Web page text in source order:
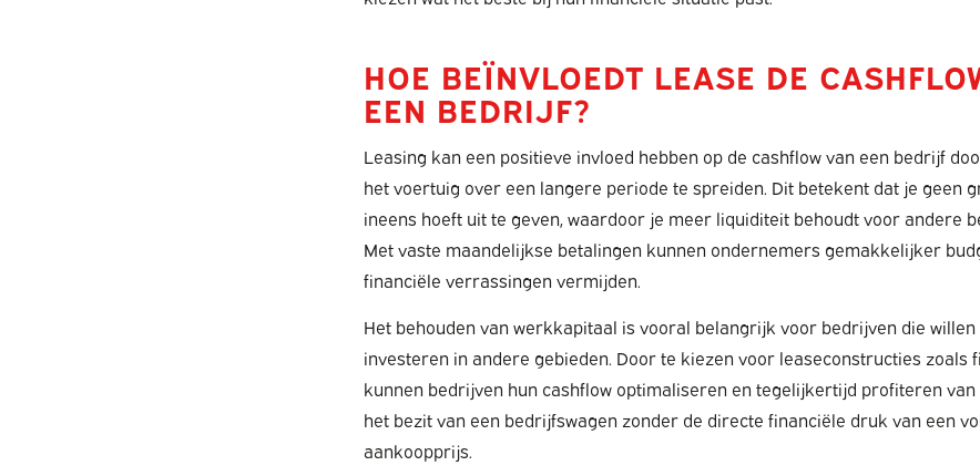
HOE BEÏNVLOEDT LEASE DE
EEN BEDRIJF?
Leasing kan een positieve invloed hebben op de cashflow van een bedrijf
het voertuig over een langere periode te spreiden. Dit betekent dat je geen
ineens hoeft uit te geven, waardoor je meer liquiditeit behoudt voor andere
Met vaste maandelijkse betalingen kunnen ondernemers gemakkelijker
financiële verrassingen vermijden.
Het behouden van werkkapitaal is vooral belangrijk voor bedrijven die
investeren in andere gebieden. Door te kiezen voor leaseconstructies zoals
kunnen bedrijven hun cashflow optimaliseren en tegelijkertijd profiteren van
het bezit van een bedrijfswagen zonder de directe financiële druk van een
aankoopprijs.